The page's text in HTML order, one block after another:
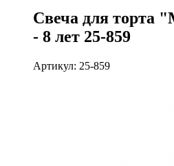
Свеча для торта
- 8 лет 25-859
Артикул: 25-859